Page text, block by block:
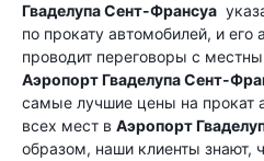
Гваделупа Сент-Франсуа
по прокату автомобилей, и его
проводит переговоры с
Аэропорт Гваделупа Сент-
самые лучшие цены на прокат
всех мест в Аэропорт
образом, наши клиенты знают,